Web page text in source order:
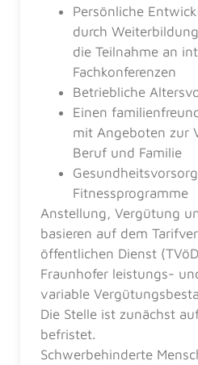
Persönliche
durch
die Teilnahme an
Fachkonferenzen
Betriebliche
Einen
mit Angeboten zur
Beruf und Familie
Fitnessprogramme
Anstellung, Vergütung
basieren auf dem
öffentlichen Dienst
Fraunhofer leistungs-
variable
Die Stelle ist zunächst
befristet.
Schwerbehinderte